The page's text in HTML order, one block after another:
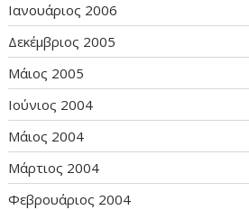
Ιανουάριος 2006
Δεκέμβριος 2005
Μάιος 2005
Ιούνιος 2004
Μάιος 2004
Μάρτιος 2004
Φεβρουάριος 2004